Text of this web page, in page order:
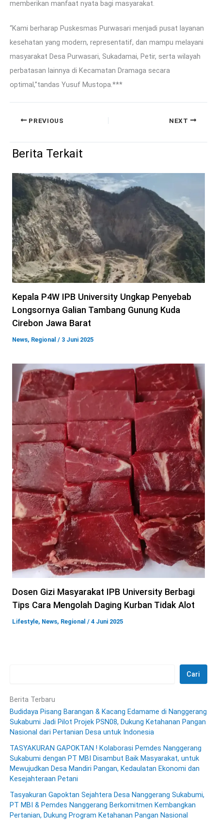
memberikan manfaat nyata bagi masyarakat.
“Kami berharap Puskesmas Purwasari menjadi pusat layanan
kesehatan yang modern, representatif, dan mampu melayani
masyarakat Desa Purwasari, Sukadamai, Petir, serta wilayah
perbatasan lainnya di Kecamatan Dramaga secara
optimal,”tandas Yusuf Mustopa.***
PREVIOUS NEXT
Berita Terkait
Kepala P4W IPB University Ungkap Penyebab
Longsornya Galian Tambang Gunung Kuda
Cirebon Jawa Barat
News, Regional / 3 Juni 2025
Dosen Gizi Masyarakat IPB University Berbagi
Tips Cara Mengolah Daging Kurban Tidak Alot
Lifestyle, News, Regional / 4 Juni 2025
Cari
Berita Terbaru
Budidaya Pisang Barangan & Kacang Edamame di Nanggerang
Sukabumi Jadi Pilot Projek PSN08, Dukung Ketahanan Pangan
Nasional dari Pertanian Desa untuk Indonesia
TASYAKURAN GAPOKTAN ! Kolaborasi Pemdes Nanggerang
Sukabumi dengan PT MBI Disambut Baik Masyarakat, untuk
Mewujudkan Desa Mandiri Pangan, Kedaulatan Ekonomi dan
Kesejahteraan Petani
Tasyakuran Gapoktan Sejahtera Desa Nanggerang Sukabumi,
PT MBI & Pemdes Nanggerang Berkomitmen Kembangkan
Pertanian, Dukung Program Ketahanan Pangan Nasional